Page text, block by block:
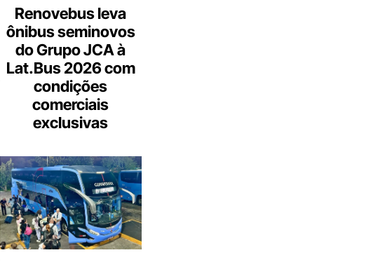
Renovebus leva
ônibus seminovos
do Grupo JCA à
Lat.Bus 2026 com
condições
comerciais
exclusivas